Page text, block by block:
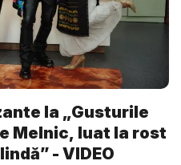
la „Gusturile
Melnic, luat la rost
- VIDEO